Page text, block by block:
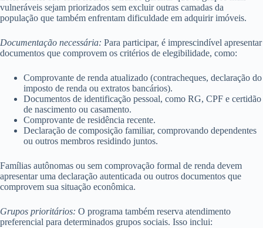
vulneráveis sejam priorizados sem excluir outras camadas da
população que também enfrentam dificuldade em adquirir imóveis.
Documentação necessária: Para participar, é imprescindível apresentar
documentos que comprovem os critérios de elegibilidade, como:
Comprovante de renda atualizado (contracheques, declaração do
imposto de renda ou extratos bancários).
Documentos de identificação pessoal, como RG, CPF e certidão
de nascimento ou casamento.
Comprovante de residência recente.
Declaração de composição familiar, comprovando dependentes
ou outros membros residindo juntos.
Famílias autônomas ou sem comprovação formal de renda devem
apresentar uma declaração autenticada ou outros documentos que
comprovem sua situação econômica.
Grupos prioritários: O programa também reserva atendimento
preferencial para determinados grupos sociais. Isso inclui: